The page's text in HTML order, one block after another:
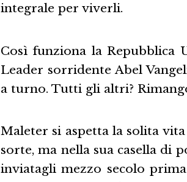
integrale per viverli.
Così funziona la Repubblica
Leader sorridente Abel
a turno. Tutti gli altri?
Maleter si aspetta la solita
sorte, ma nella sua casella di
inviatagli mezzo secolo